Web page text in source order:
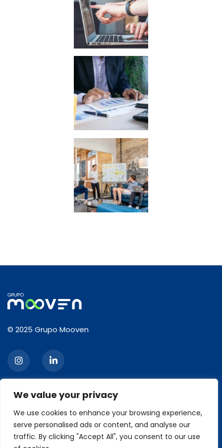
We value your privacy
We use cookies to enhance your browsing experience,
serve personalised ads or content, and analyse our
traffic. By clicking "Accept All", you consent to our use
© 2025 Grupo Mooven
CONTACT
2120, Ibirapuera Avenue, 3rd floor, Moema, São Paulo/SP
Zip code: 04028-001